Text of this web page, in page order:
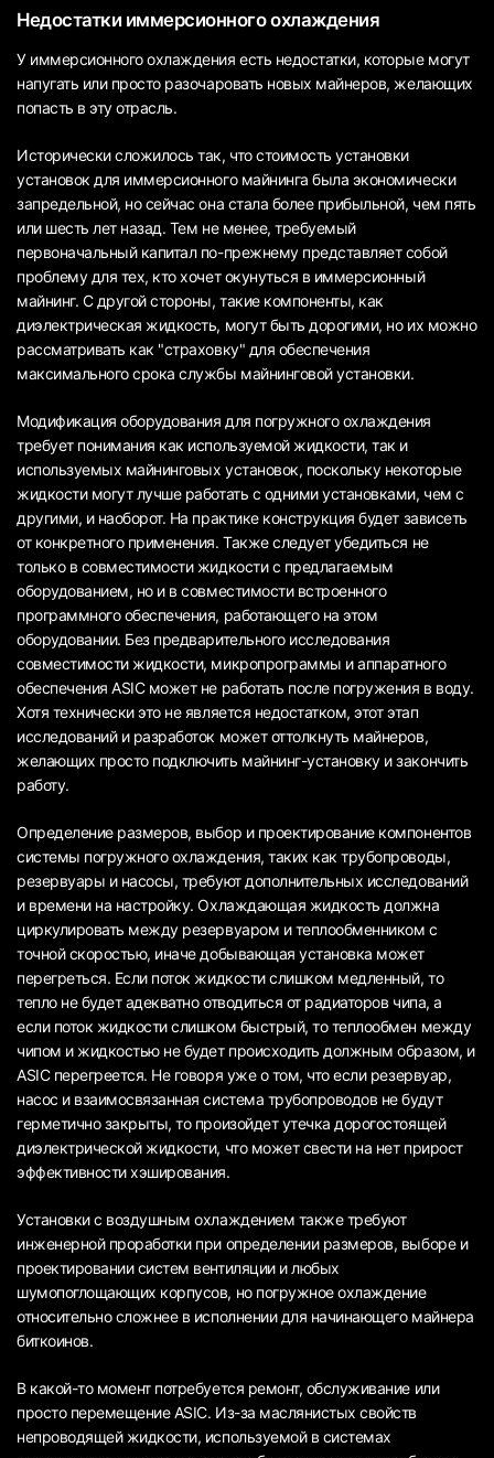
Недостатки иммерсионного охлаждения
У иммерсионного охлаждения есть недостатки, которые могут
напугать или просто разочаровать новых майнеров, желающих
попасть в эту отрасль.
Исторически сложилось так, что стоимость установки
установок для иммерсионного майнинга была экономически
запредельной, но сейчас она стала более прибыльной, чем пять
или шесть лет назад. Тем не менее, требуемый
первоначальный капитал по-прежнему представляет собой
проблему для тех, кто хочет окунуться в иммерсионный
майнинг. С другой стороны, такие компоненты, как
диэлектрическая жидкость, могут быть дорогими, но их можно
рассматривать как "страховку" для обеспечения
максимального срока службы майнинговой установки.
Модификация оборудования для погружного охлаждения
требует понимания как используемой жидкости, так и
используемых майнинговых установок, поскольку некоторые
жидкости могут лучше работать с одними установками, чем с
другими, и наоборот. На практике конструкция будет зависеть
от конкретного применения. Также следует убедиться не
только в совместимости жидкости с предлагаемым
оборудованием, но и в совместимости встроенного
программного обеспечения, работающего на этом
оборудовании. Без предварительного исследования
совместимости жидкости, микропрограммы и аппаратного
обеспечения ASIC может не работать после погружения в воду.
Хотя технически это не является недостатком, этот этап
исследований и разработок может оттолкнуть майнеров,
желающих просто подключить майнинг-установку и закончить
работу.
Определение размеров, выбор и проектирование компонентов
системы погружного охлаждения, таких как трубопроводы,
резервуары и насосы, требуют дополнительных исследований
и времени на настройку. Охлаждающая жидкость должна
циркулировать между резервуаром и теплообменником с
точной скоростью, иначе добывающая установка может
перегреться. Если поток жидкости слишком медленный, то
тепло не будет адекватно отводиться от радиаторов чипа, а
если поток жидкости слишком быстрый, то теплообмен между
чипом и жидкостью не будет происходить должным образом, и
ASIC перегреется. Не говоря уже о том, что если резервуар,
насос и взаимосвязанная система трубопроводов не будут
герметично закрыты, то произойдет утечка дорогостоящей
диэлектрической жидкости, что может свести на нет прирост
эффективности хэширования.
Установки с воздушным охлаждением также требуют
инженерной проработки при определении размеров, выборе и
проектировании систем вентиляции и любых
шумопоглощающих корпусов, но погружное охлаждение
относительно сложнее в исполнении для начинающего майнера
биткоинов.
В какой-то момент потребуется ремонт, обслуживание или
просто перемещение ASIC. Из-за маслянистых свойств
непроводящей жидкости, используемой в системах